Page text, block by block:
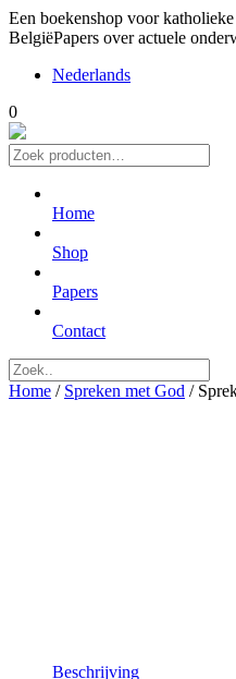
Een boekenshop voor
BelgiëPapers over actuele
Nederlands
0
Zoeken
naar:
Home
Shop
Papers
Contact
Home / Spreken met God /
Beschrijving